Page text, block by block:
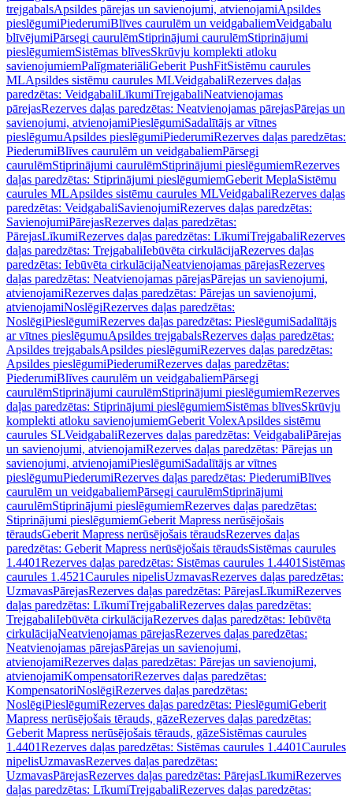
trejgabalsApsildes pārejas un savienojumi, atvienojamiApsildes
pieslēgumiPiederumiBlīves caurulēm un veidgabaliemVeidgabalu
blīvējumiPārsegi caurulēmStiprinājumi caurulēmStiprinājumi
pieslēgumiemSistēmas blīvesSkrūvju komplekti atloku
savienojumiemPalīgmateriāliGeberit PushFitSistēmu caurules
MLApsildes sistēmu caurules MLVeidgabaliRezerves daļas
paredzētas: VeidgabaliLīkumiTrejgabaliNeatvienojamas
pārejasRezerves daļas paredzētas: Neatvienojamas pārejasPārejas un
savienojumi, atvienojamiPieslēgumiSadalītājs ar vītnes
pieslēgumuApsildes pieslēgumiPiederumiRezerves daļas paredzētas:
PiederumiBlīves caurulēm un veidgabaliemPārsegi
caurulēmStiprinājumi caurulēmStiprinājumi pieslēgumiemRezerves
daļas paredzētas: Stiprinājumi pieslēgumiemGeberit MeplaSistēmu
caurules MLApsildes sistēmu caurules MLVeidgabaliRezerves daļas
paredzētas: VeidgabaliSavienojumiRezerves daļas paredzētas:
SavienojumiPārejasRezerves daļas paredzētas:
PārejasLīkumiRezerves daļas paredzētas: LīkumiTrejgabaliRezerves
daļas paredzētas: TrejgabaliIebūvēta cirkulācijaRezerves daļas
paredzētas: Iebūvēta cirkulācijaNeatvienojamas pārejasRezerves
daļas paredzētas: Neatvienojamas pārejasPārejas un savienojumi,
atvienojamiRezerves daļas paredzētas: Pārejas un savienojumi,
atvienojamiNoslēgiRezerves daļas paredzētas:
NoslēgiPieslēgumiRezerves daļas paredzētas: PieslēgumiSadalītājs
ar vītnes pieslēgumuApsildes trejgabalsRezerves daļas paredzētas:
Apsildes trejgabalsApsildes pieslēgumiRezerves daļas paredzētas:
Apsildes pieslēgumiPiederumiRezerves daļas paredzētas:
PiederumiBlīves caurulēm un veidgabaliemPārsegi
caurulēmStiprinājumi caurulēmStiprinājumi pieslēgumiemRezerves
daļas paredzētas: Stiprinājumi pieslēgumiemSistēmas blīvesSkrūvju
komplekti atloku savienojumiemGeberit VolexApsildes sistēmu
caurules SLVeidgabaliRezerves daļas paredzētas: VeidgabaliPārejas
un savienojumi, atvienojamiRezerves daļas paredzētas: Pārejas un
savienojumi, atvienojamiPieslēgumiSadalītājs ar vītnes
pieslēgumuPiederumiRezerves daļas paredzētas: PiederumiBlīves
caurulēm un veidgabaliemPārsegi caurulēmStiprinājumi
caurulēmStiprinājumi pieslēgumiemRezerves daļas paredzētas:
Stiprinājumi pieslēgumiemGeberit Mapress nerūsējošais
tēraudsGeberit Mapress nerūsējošais tēraudsRezerves daļas
paredzētas: Geberit Mapress nerūsējošais tēraudsSistēmas caurules
1.4401Rezerves daļas paredzētas: Sistēmas caurules 1.4401 Sistēmas
caurules 1.4521Caurules nipelisUzmavasRezerves daļas paredzētas:
UzmavasPārejasRezerves daļas paredzētas: PārejasLīkumiRezerves
daļas paredzētas: LīkumiTrejgabaliRezerves daļas paredzētas:
TrejgabaliIebūvēta cirkulācijaRezerves daļas paredzētas: Iebūvēta
cirkulācijaNeatvienojamas pārejasRezerves daļas paredzētas:
Neatvienojamas pārejasPārejas un savienojumi,
atvienojamiRezerves daļas paredzētas: Pārejas un savienojumi,
atvienojamiKompensatoriRezerves daļas paredzētas:
KompensatoriNoslēgiRezerves daļas paredzētas:
NoslēgiPieslēgumiRezerves daļas paredzētas: PieslēgumiGeberit
Mapress nerūsējošais tērauds, gāzeRezerves daļas paredzētas:
Geberit Mapress nerūsējošais tērauds, gāzeSistēmas caurules
1.4401Rezerves daļas paredzētas: Sistēmas caurules 1.4401Caurules
nipelisUzmavasRezerves daļas paredzētas:
UzmavasPārejasRezerves daļas paredzētas: PārejasLīkumiRezerves
daļas paredzētas: LīkumiTrejgabaliRezerves daļas paredzētas: